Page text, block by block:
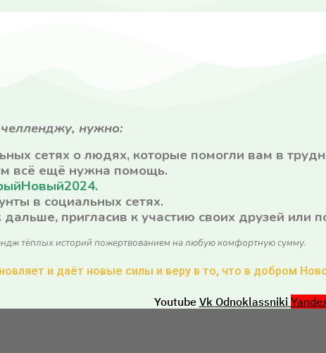
нужно:
сетях о людях, которые помогли вам в
всё ещё нужна помощь.
в социальных сетях.
пригласив к участию своих друзей или
тёплых историй пожертвованием на любую комфортную сумму.
и даёт новые силы и веру в то, что в добром
Youtube Vk Odnoklassniki